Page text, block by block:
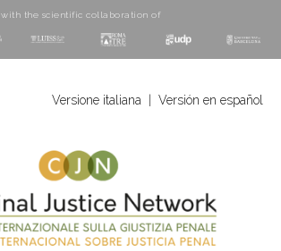
with the scientific collaboration of
Versione italiana Versión en español